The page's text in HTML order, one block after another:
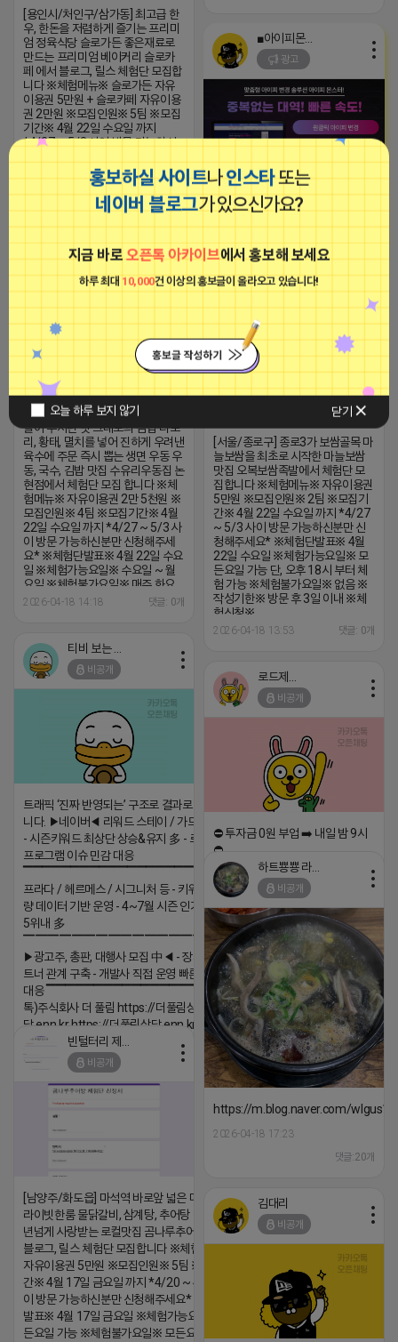
홍보하실 사이트나인스타또는
네이버 블로그가 있으신가요?
지금 바로오픈톡 아카이브에서 홍보해 보세요
하루 최대 10,000건 이상의 홍보글이 올라오고 있습니다!
오늘 하루 보지 않기 닫기
※특이사항※ 방문인원은 최대 4인
까지 가능합니다. 체험권 금액 초과
시 초과비용은 본인부담입니다.
[용인시/처인구/삼가동] 최고급 한
우, 한돈을 저렴하게 즐기는 프리미
엄 정육식당 슬로가든 좋은재료로
만드는 프리미엄 베이커리 슬로카
페 에서 블로그, 릴스 체험단 모집합
니다 ※체험메뉴※ 슬로가든 자유
이용권 5만원 + 슬로카페 자유이용
권 2만원 ※모집인원※ 5팀 ※모집
기간※ 4월 22일 수요일 까지
*4/27 ~ 5/3 사이 방문 가능하신
※ 4월 22일 수요일 ※체험가능요
일※ 월 ~ 금 가능 ※체험불가요일
※ 토, 일, 공휴일 불가 ※작성기한※
방문 후 3일 이내 ※체험신청※ 블
로그:
https://forms.gle/fBwSRsA3fXjnQT4d7
릴스:
※특이사항※ 방문인원은 최대 4인
2026-04-18 14:44 댓글: 0개
■아이피몬스터■
광고
[아이피몬스터] 전국 최저가 마케팅
용 KT아이피서비스!!
2023-09-06 14:23:39
호호 부는 튜브
비공개
[인천/논현동] 어머니가 집에서 만
들어 주시던 맛 그대로의 김밥 디포
리, 황태, 멸치를 넣어 진하게 우려낸
육수에 주문 즉시 뽑는 생면 우동 우
동, 국수, 김밥 맛집 수유리우동집 논
현점에서 체험단 모집 합니다 ※체
험메뉴※ 자유이용권 2만 5천원 ※
모집인원※ 4팀 ※모집기간※ 4월
22일 수요일 까지 *4/27 ~ 5/3 사
이 방문 가능하신분만 신청해주세
요* ※체험단발표※ 4월 22일 수요
일 ※체험가능요일※ 수요일 ~ 월
요일 ※체험불가요일※ 매주 화요
일, 매일 15 ~ 17시 불가 ※작성기
https://forms.gle/rsMfoSegVnC8tjRJA
※특이사항※ 방문인원 최대 2~4
인 까지 가능 체험권 이외 추가 주문
은 본인부담입니다.
2026-04-18 14:18 댓글: 0개
호호 부는 튜브
[서울/종로구] 종로3가 보쌈골목 마
늘보쌈을 최초로 시작한 마늘보쌈
맛집 오복보쌈족발에서 체험단 모
집합니다 ※체험메뉴※ 자유이용권
5만원 ※모집인원※ 2팀 ※모집기
간※ 4월 22일 수요일 까지 *4/27
~ 5/3 사이 방문 가능하신분만 신
청해주세요* ※체험단발표※ 4월
22일 수요일 ※체험가능요일※ 모
든요일 가능 단, 오후 18시 부터 체
험 가능 ※체험불가요일※ 없음 ※
작성기한※ 방문 후 3일 이내 ※체
험신청※
https://forms.gle/
다. 체험메뉴 외 초과비용은 본인부
담입니다.
2026-04-18 13:53 댓글: 0개
비공개
트래픽 ‘진짜 반영되는’ 구조로 결과로 보여드립
니다. ▶네이버◀ 리워드 스테이 / 가드 / 자몽 등
- 시즌키워드 최상단 상승&유지 多 - 로직변화,
프로그램 이슈 민감 대응
▔▔▔▔▔▔▔▔▔▔▔▔▔▔▔▔▔▔ ▶쿠팡◀
프라다 / 헤르메스 / 시그니처 등 - 키워드 검색
량 데이터 기반 운영 - 4~7월 시즌 인기 키워드
5위내 多
▔▔▔▔▔▔▔▔▔▔▔▔▔▔▔▔▔▔
▶광고주, 총판, 대행사 모집 中◀ - 장기 협업 파
트너 관계 구축 - 개발사 직접 운영 빠른 피드백
대응 ▔▔▔▔▔▔▔▔▔▔▔▔▔▔▔▔▔▔ (카
톡)주식회사 더 풀림 https://더풀림상
담.enn.kr https://더풀림상담.enn.kr
2026-04-18 17:26
비공개
⛔️ 투자금 0원 부업 ➡️ 내일 밤 9시
⛔️
2026-04-18 17:23
하트뿅뿅 라이언
비공개
https://m.blog.naver.com/
2026-04-18 17:23
댓글:20개
비공개
[남양주/화도읍] 마석역 바로앞 넓은 매장과, 프
라이빗한룸 물닭갈비, 삼계탕, 추어탕 맛집 10
년넘게 사랑받는 로컬맛집 곰나루추어탕에서
블로그, 릴스 체험단 모집합니다 ※체험메뉴※
자유이용권 5만원 ※모집인원※ 5팀 ※모집기
간※ 4월 17일 금요일 까지 *4/20 ~ 4/26 사
이 방문 가능하신분만 신청해주세요* ※체험단
발표※ 4월 17일 금요일 ※체험가능요일※ 모
든요일 가능 ※체험불가요일※ 모든요일 12 ~
김대리
비공개